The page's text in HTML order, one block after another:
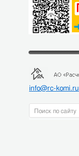
info@rc-komi.ru